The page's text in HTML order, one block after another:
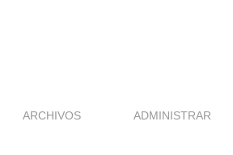
ARCHIVOS ADMINISTRAR